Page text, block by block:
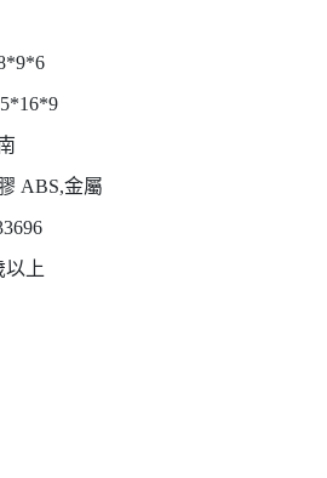
ABS,金屬
以上